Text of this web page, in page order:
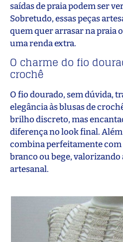
saídas de praia podem ser
Sobretudo, essas peças
quem quer arrasar na praia
uma renda extra.
O charme do fio
crochê
O fio dourado, sem dúvida,
elegância às blusas de
brilho discreto, mas
diferença no look final.
combina perfeitamente
branco ou bege,
artesanal.